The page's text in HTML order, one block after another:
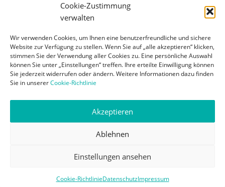
Cookie-Zustimmung
verwalten
Wir verwenden Cookies, um Ihnen eine benutzerfreundliche und sichere
Website zur Verfügung zu stellen. Wenn Sie auf „alle akzeptieren“ klicken,
stimmen Sie der Verwendung aller Cookies zu. Eine persönliche Auswahl
können Sie unter „Einstellungen“ treffen. Ihre erteilte Einwilligung können
Sie jederzeit widerrufen oder ändern. Weitere Informationen dazu finden
Sie in unsererCookie-Richtlinie
Akzeptieren
Ablehnen
Einstellungen ansehen
Cookie-RichtlinieDatenschutzImpressum
Homepoage:Rheinkirmes Düsseldorf
Mail: veranstaltungs-gmbh@schuetzen1316.de
Pressekontakt Verein